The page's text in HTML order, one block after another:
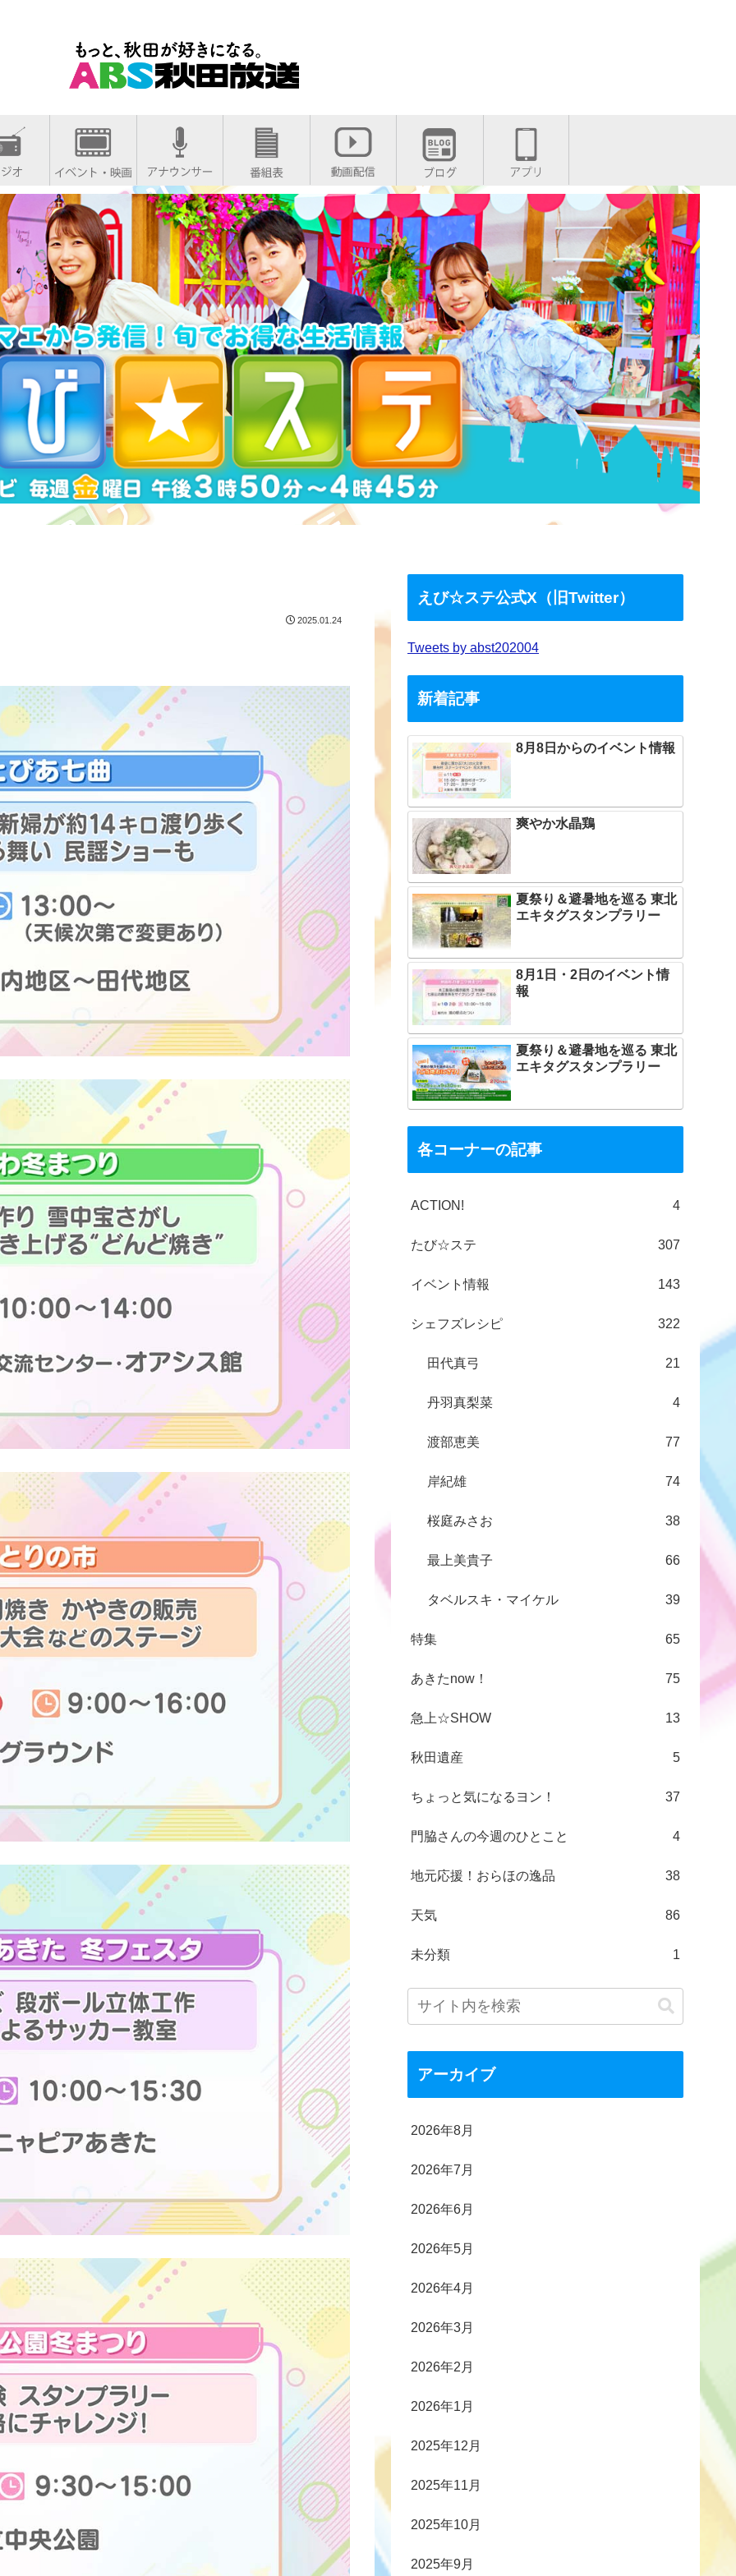
2025.01.24
えび☆ステ公式X（旧Twitter）
Tweets by abst202004
新着記事
8月8日からのイベント情報
爽やか水晶鶏
夏祭り＆避暑地を巡る 東北
エキタグスタンプラリー
8月1日・2日のイベント情
報
夏祭り＆避暑地を巡る 東北
エキタグスタンプラリー
各コーナーの記事
ACTION! 4
たび☆ステ 307
イベント情報 143
シェフズレシピ 322
田代真弓 21
丹羽真梨菜 4
渡部恵美 77
岸紀雄 74
桜庭みさお 38
最上美貴子 66
タベルスキ・マイケル 39
特集 65
あきたnow！ 75
急上☆SHOW 13
秋田遺産 5
ちょっと気になるヨン！ 37
門脇さんの今週のひとこと 4
地元応援！おらほの逸品 38
天気 86
未分類 1
アーカイブ
2026年8月
2026年7月
2026年6月
2026年5月
2026年4月
2026年3月
2026年2月
2026年1月
2025年12月
2025年11月
2025年10月
2025年9月